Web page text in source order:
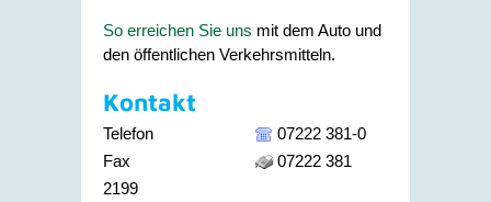
So erreichen Sie uns mit dem Auto und
den öffentlichen Verkehrsmitteln.
Kontakt
Telefon
07222 381-0
Fax
07222 381
2199